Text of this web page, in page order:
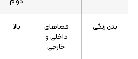
بتن رنگی
فضاهای
داخلی و
خارجی
بالا